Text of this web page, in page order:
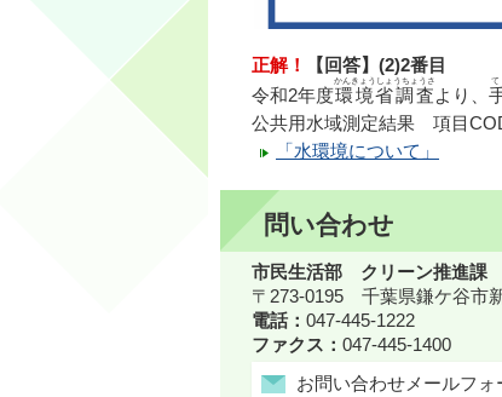
正解！
【回答】(2)2番目
令和2年度環境省調査
かんきょうしょうちょうさ
より、
公共用水域測定結果 項目
「水環境について」
問い合わせ
市民生活部 クリーン推進課
〒273-0195 千葉県鎌ケ谷市
電話： 047-445-1222
ファクス： 047-445-1400
お問い合わせメールフォ